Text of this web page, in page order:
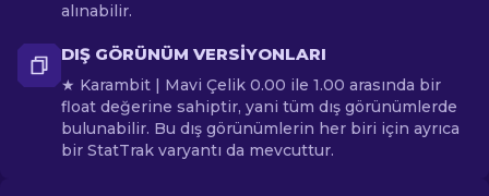
alınabilir.
DIŞ GÖRÜNÜM VERSIYONLARI
★ Karambit | Mavi Çelik 0.00 ile 1.00 arasında bir
float değerine sahiptir, yani tüm dış görünümlerde
bulunabilir. Bu dış görünümlerin her biri için ayrıca
bir StatTrak varyantı da mevcuttur.